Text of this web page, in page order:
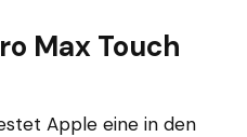
Max Touch
Apple eine in den